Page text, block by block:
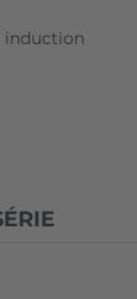
induction